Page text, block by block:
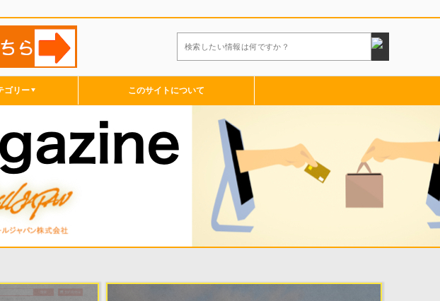
検
索:
ゴリー このサイトについて